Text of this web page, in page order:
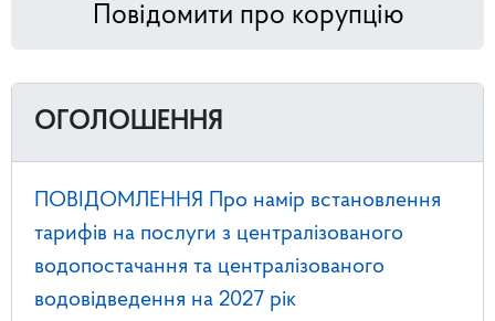
Повідомити про корупцію
ОГОЛОШЕННЯ
ПОВІДОМЛЕННЯ Про намір встановлення
тарифів на послуги з централізованого
водопостачання та централізованого
водовідведення на 2027 рік